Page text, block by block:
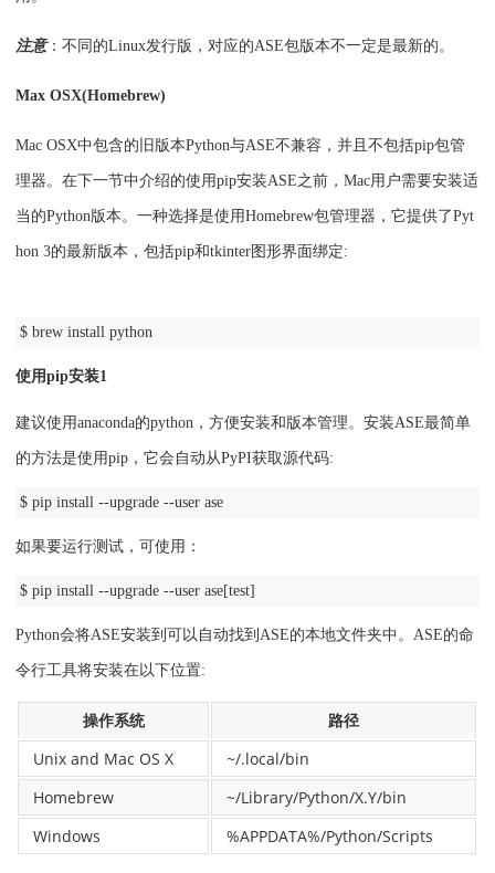
注意：不同的Linux发行版，对应的ASE包版本不一定是最新的。
Max OSX(Homebrew)
Mac OSX中包含的旧版本Python与ASE不兼容，并且不包括pip包管
理器。在下一节中介绍的使用pip安装ASE之前，Mac用户需要安装适
当的Python版本。一种选择是使用Homebrew包管理器，它提供了Pyt
hon 3的最新版本，包括pip和tkinter图形界面绑定:
$ brew install python
使用pip安装1
建议使用anaconda的python，方便安装和版本管理。安装ASE最简单
的方法是使用pip，它会自动从PyPI获取源代码:
$ pip install --upgrade --user ase
如果要运行测试，可使用：
$ pip install --upgrade --user ase[test]
Python会将ASE安装到可以自动找到ASE的本地文件夹中。ASE的命
令行工具将安装在以下位置:
操作系统
路径
Unix and Mac OS X
~/.local/bin
Homebrew
~/Library/Python/X.Y/bin
Windows
%APPDATA%/Python/Scripts